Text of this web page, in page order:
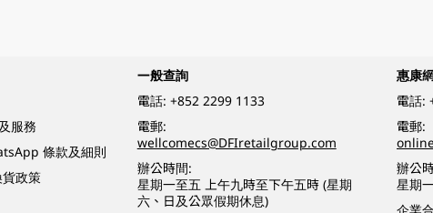
服務
條款及細則
政策
一般查詢
電話: +852 2299 1133
電郵:
wellcomecs@DFIretailgroup.com
辦公時間:
星期一至五 上午九時至下午五時 (星期
六、日及公眾假期休息)
惠康
電話:
電郵:
辦公
星期